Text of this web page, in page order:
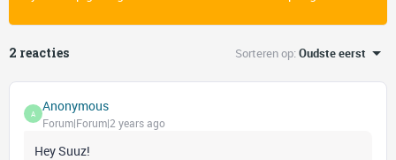
2 reacties Sorteren op:Oudste eerst
A Anonymous
Forum|Forum|2 years ago
Hey Suuz!